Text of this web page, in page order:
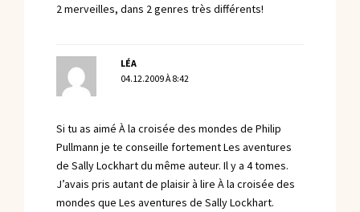
2 merveilles, dans 2 genres très différents!
LÉA
04.12.2009 À 8:42
Si tu as aimé À la croisée des mondes de Philip
Pullmann je te conseille fortement Les aventures
de Sally Lockhart du même auteur. Il y a 4 tomes.
J’avais pris autant de plaisir à lire À la croisée des
mondes que Les aventures de Sally Lockhart.